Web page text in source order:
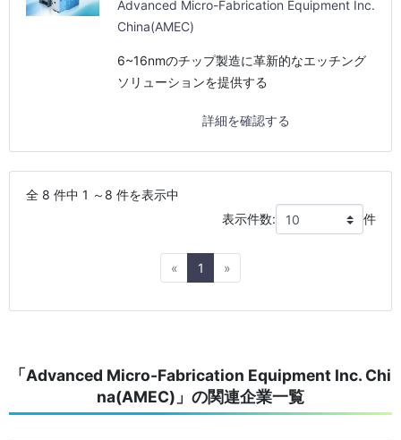
Advanced Micro-Fabrication Equipment Inc.
China(AMEC)
6~16nmのチップ製造に革新的なエッチング
ソリューションを提供する
詳細を確認する
全 8 件中 1 ～8 件を表示中
表示件数:
件
« Previous
1 »Next
「Advanced Micro-Fabrication Equipment Inc. Chi
na(AMEC)」の関連企業一覧